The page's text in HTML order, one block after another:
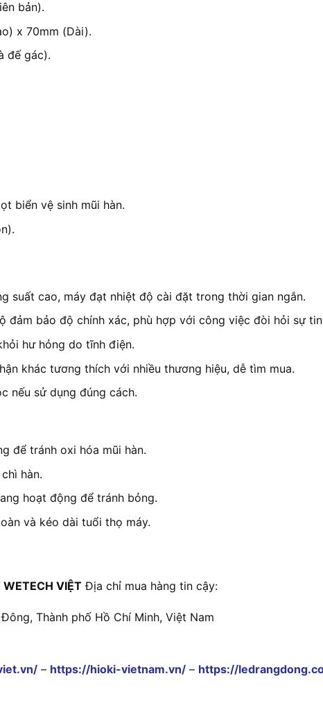
bản).
x 70mm (Dài).
đế gác).
biển vệ sinh mũi hàn.
suất cao, máy đạt nhiệt độ cài đặt trong thời gian ngắn.
đảm bảo độ chính xác, phù hợp với công việc đòi hỏi sự
hư hỏng do tĩnh điện.
khác tương thích với nhiều thương hiệu, dễ tìm mua.
nếu sử dụng đúng cách.
để tránh oxi hóa mũi hàn.
hàn.
hoạt động để tránh bỏng.
và kéo dài tuổi thọ máy.
VIỆT Địa chỉ mua hàng tin cậy:
Thành phố Hồ Chí Minh, Việt Nam
– https://hioki-vietnam.vn/ – https://